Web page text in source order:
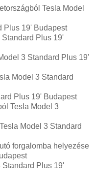
Tesla Model
Plus 19' Budapest
Plus 19'
3 Standard Plus 19'
Model 3 Standard
Plus 19' Budapest
Tesla Model 3
Model 3 Standard
forgalomba helyezése
Standard Plus 19'